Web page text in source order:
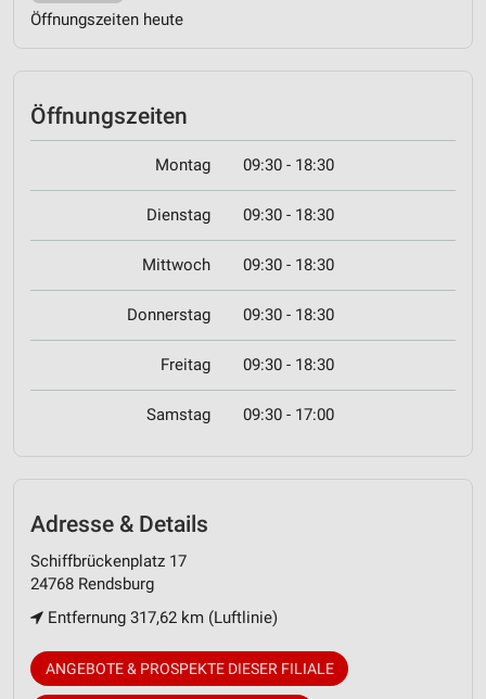
Öffnungszeiten heute
Öffnungszeiten
Montag 09:30 - 18:30
Dienstag 09:30 - 18:30
Mittwoch 09:30 - 18:30
Donnerstag 09:30 - 18:30
Freitag 09:30 - 18:30
Samstag 09:30 - 17:00
Adresse & Details
Schiffbrückenplatz 17
24768 Rendsburg
Entfernung 317,62 km (Luftlinie)
ANGEBOTE & PROSPEKTE DIESER FILIALE